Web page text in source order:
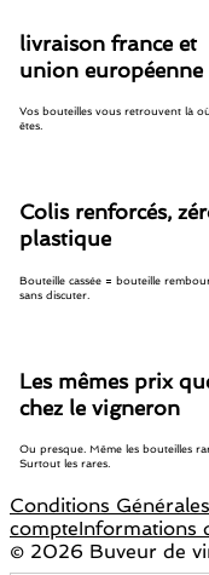
livraison france et
union européenne
Vos bouteilles vous retrouvent là
êtes.
Colis renforcés,
plastique
Bouteille cassée = bouteille
sans discuter.
Les mêmes prix
chez le vigneron
Ou presque. Même les bouteilles
Surtout les rares.
Conditions
compteInformations
© 2026 Buveur de